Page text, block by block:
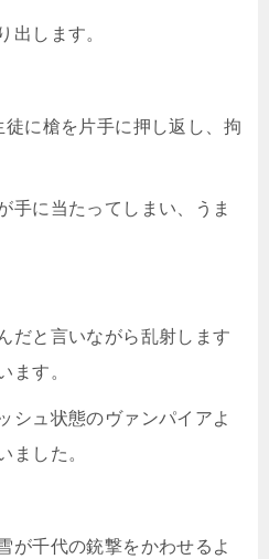
出します。
に槍を片手に押し返し、拘
手に当たってしまい、うま
だと言いながら乱射します
ます。
シュ状態のヴァンパイアよ
ました。
が千代の銃撃をかわせるよ